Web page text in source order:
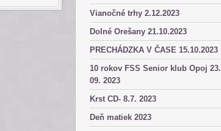
Vianočné trhy 2.12.2023
Dolné Orešany 21.10.2023
PRECHÁDZKA V ČASE 15.10.2023
10 rokov FSS Senior klub Opoj 23.
09. 2023
Krst CD- 8.7. 2023
Deň matiek 2023